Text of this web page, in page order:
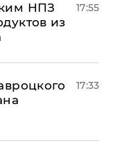
НПЗ
из
17:55
17:33